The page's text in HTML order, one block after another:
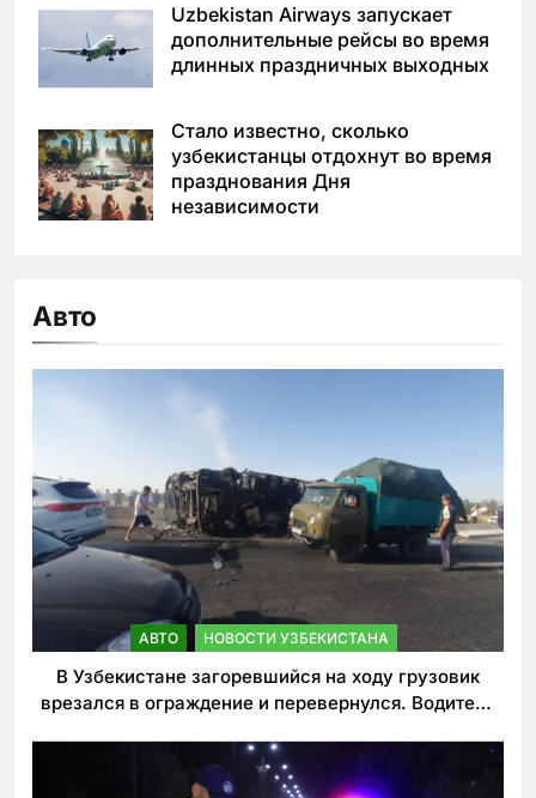
Uzbekistan Airways запускает
дополнительные рейсы во время
длинных праздничных выходных
Стало известно, сколько
узбекистанцы отдохнут во время
празднования Дня
независимости
Авто
АВТО НОВОСТИ УЗБЕКИСТАНА
В Узбекистане загоревшийся на ходу грузовик
врезался в ограждение и перевернулся. Водитель